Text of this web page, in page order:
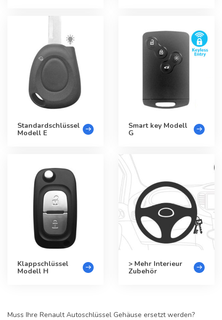
Standardschlüssel
Modell E
Smart key Modell
G
Klappschlüssel
Modell H
> Mehr Interieur
Zubehör
Muss Ihre Renault Autoschlüssel Gehäuse ersetzt werden?